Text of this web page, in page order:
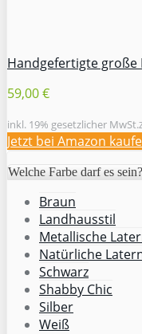
Handgefertigte große
59,00 €
inkl. 19% gesetzlicher MwSt.
Jetzt bei Amazon
Welche Farbe darf es sein?
Braun
Landhausstil
Metallische
Natürliche
Schwarz
Shabby Chic
Silber
Weiß